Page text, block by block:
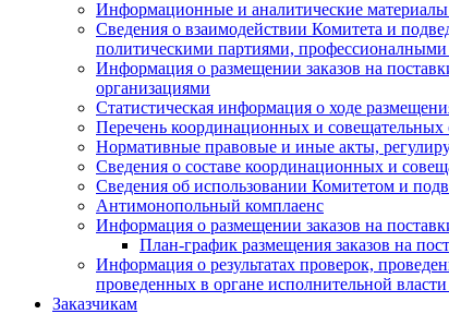
Информационные и аналитические материалы
Сведения о взаимодействии Комитета и
политическими партиями,
Информация о размещении заказов на
организациями
Статистическая информация о ходе
Перечень координационных и совещательных
Нормативные правовые и иные акты,
Сведения о составе координационных и
Сведения об использовании Комитетом и
Антимонопольный комплаенс
Информация о размещении заказов на
План-график размещения заказов на
Информация о результатах проверок,
проведенных в органе исполнительной
Заказчикам